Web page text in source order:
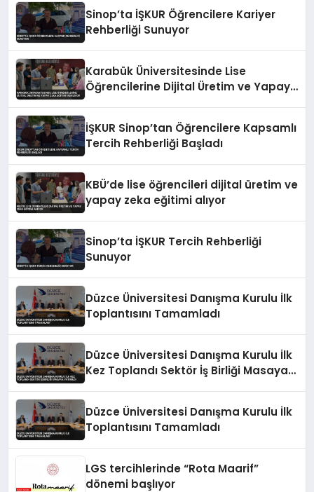
Sinop’ta İŞKUR Öğrencilere Kariyer
Rehberliği Sunuyor
Karabük Üniversitesinde Lise
Öğrencilerine Dijital Üretim ve Yapay
İŞKUR Sinop’tan Öğrencilere Kapsamlı
Tercih Rehberliği Başladı
KBÜ’de lise öğrencileri dijital üretim ve
yapay zeka eğitimi alıyor
Sinop’ta İŞKUR Tercih Rehberliği
Sunuyor
Düzce Üniversitesi Danışma Kurulu İlk
Toplantısını Tamamladı
Düzce Üniversitesi Danışma Kurulu İlk
Kez Toplandı Sektör İş Birliği Masaya
Düzce Üniversitesi Danışma Kurulu İlk
Toplantısını Tamamladı
LGS tercihlerinde “Rota Maarif”
dönemi başlıyor